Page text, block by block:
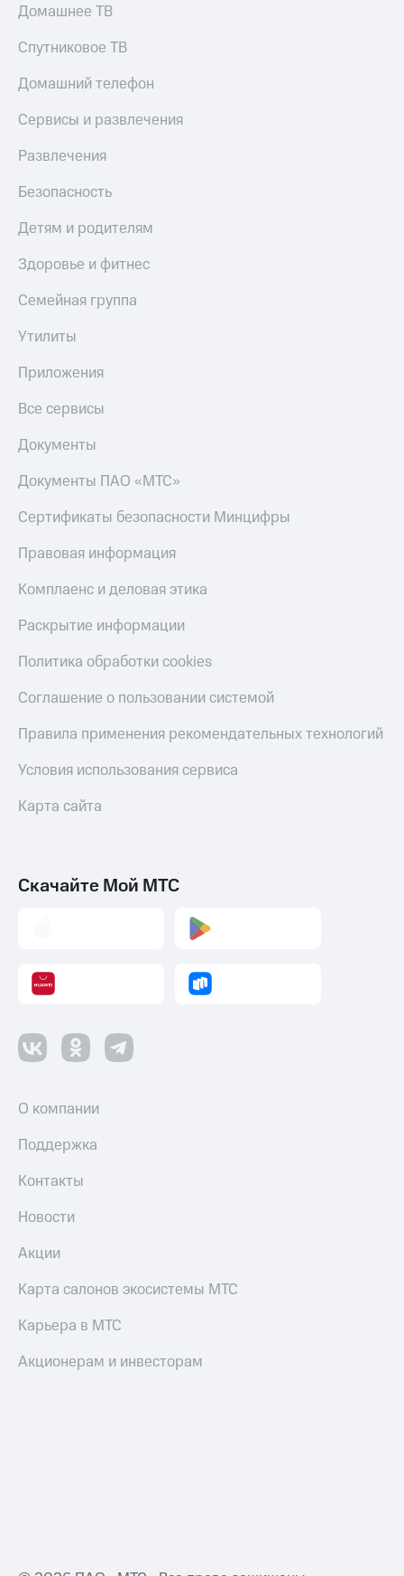
С картой
Деньги
Накопления
Откладывайте
и получайте
Платежи
переводы
Пополнить
номер
МТС
Пополнить
другого
интернета
ТВ
Переводы
телефона
на карту
МТС Pay
Оплата
коду
Смартфоны
Наушники
Умные
часы
Акции
и
Все
Обзоры
до 40%
покупке
МТС
Домашнее ТВ
Спутниковое ТВ
Домашний телефон
Сервисы и развлечения
Развлечения
Безопасность
Детям и родителям
Здоровье и фитнес
Семейная группа
Утилиты
Приложения
Все сервисы
Документы
Документы ПАО «МТС»
Сертификаты безопасности Минцифры
Правовая информация
Комплаенс и деловая этика
Раскрытие информации
Политика обработки cookies
Соглашение о пользовании системой
Правила применения рекомендательных технологий
Условия использования сервиса
Карта сайта
Скачайте Мой МТС
О компании
Поддержка
Контакты
Новости
Акции
Карта салонов экосистемы МТС
Карьера в МТС
Акционерам и инвесторам